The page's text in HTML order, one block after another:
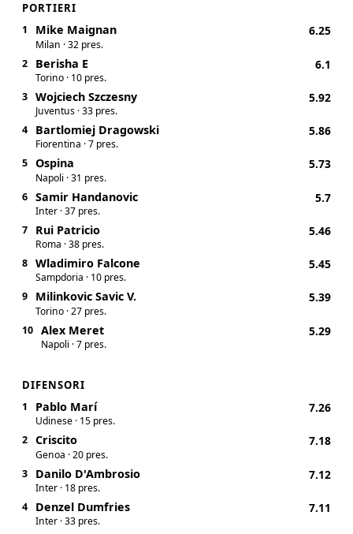
PORTIERI
1 Mike Maignan
Milan · 32 pres.
6.25
2 Berisha E
Torino · 10 pres.
6.1
3 Wojciech Szczesny
Juventus · 33 pres.
5.92
4 Bartlomiej Dragowski
Fiorentina · 7 pres.
5.86
5 Ospina
Napoli · 31 pres.
5.73
6 Samir Handanovic
Inter · 37 pres.
5.7
7 Rui Patricio
Roma · 38 pres.
5.46
8 Wladimiro Falcone
Sampdoria · 10 pres.
5.45
9 Milinkovic Savic V.
Torino · 27 pres.
5.39
10 Alex Meret
Napoli · 7 pres.
5.29
DIFENSORI
1 Pablo Marí
Udinese · 15 pres.
7.26
2 Criscito
Genoa · 20 pres.
7.18
3 Danilo D'Ambrosio
Inter · 18 pres.
7.12
4 Denzel Dumfries
Inter · 33 pres.
7.11